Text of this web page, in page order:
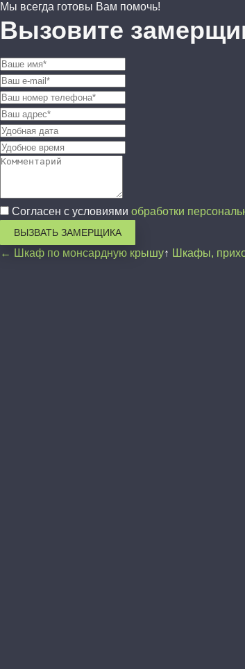
Мы всегда готовы Вам помочь!
Вызовите
Согласен с условиями обработки
ВЫЗВАТЬ ЗАМЕРЩИКА
← Шкаф по монсардную крышу↑ Шкафы,